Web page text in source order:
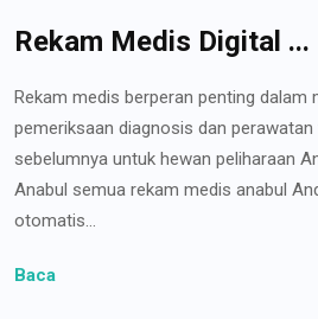
Rekam Medis Digital ...
Rekam medis berperan penting dalam
pemeriksaan diagnosis dan perawatan
sebelumnya untuk hewan peliharaan
Anabul semua rekam medis anabul
otomatis...
Baca